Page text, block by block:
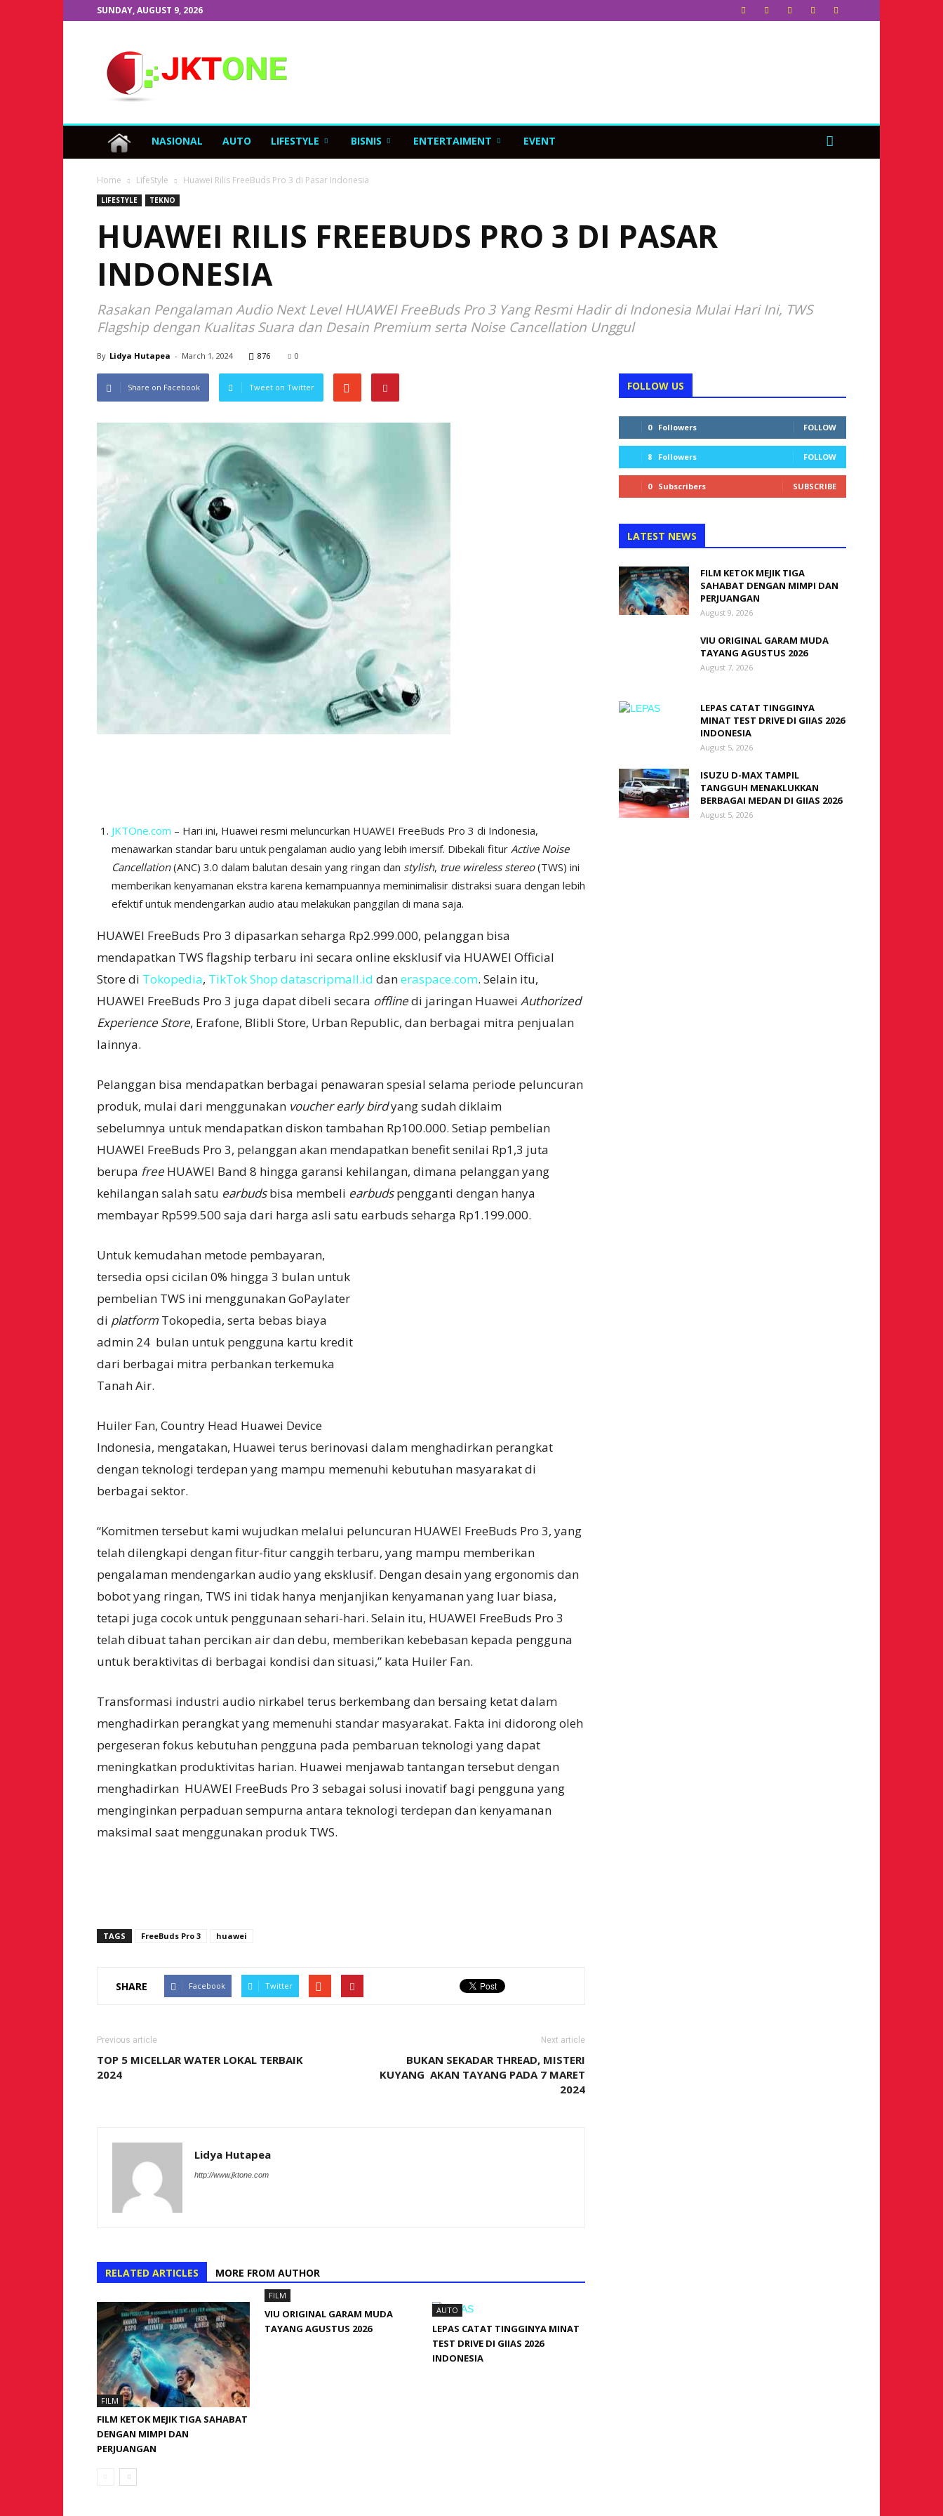
SUNDAY, AUGUST 9, 2026
NASIONAL AUTO LIFESTYLE BISNIS ENTERTAIMENT EVENT
Home LifeStyle Huawei Rilis FreeBuds Pro 3 di Pasar Indonesia
LIFESTYLE TEKNO
HUAWEI RILIS FREEBUDS PRO 3 DI PASAR
INDONESIA
Rasakan Pengalaman Audio Next Level HUAWEI FreeBuds Pro 3 Yang Resmi Hadir di Indonesia Mulai Hari Ini, TWS
Flagship dengan Kualitas Suara dan Desain Premium serta Noise Cancellation Unggul
By Lidya Hutapea - March 1, 2024 876 0
Share on Facebook Tweet on Twitter
JKTOne.com – Hari ini, Huawei resmi meluncurkan HUAWEI FreeBuds Pro 3 di Indonesia,
menawarkan standar baru untuk pengalaman audio yang lebih imersif. Dibekali fitur Active Noise
Cancellation(ANC) 3.0 dalam balutan desain yang ringan dan stylish, true wireless stereo(TWS) ini
memberikan kenyamanan ekstra karena kemampuannya meminimalisir distraksi suara dengan lebih
efektif untuk mendengarkan audio atau melakukan panggilan di mana saja.
HUAWEI FreeBuds Pro 3 dipasarkan seharga Rp2.999.000, pelanggan bisa
mendapatkan TWS flagship terbaru ini secara online eksklusif via HUAWEI Official
Store di Tokopedia, TikTok Shop datascripmall.id daneraspace.com. Selain itu,
HUAWEI FreeBuds Pro 3 juga dapat dibeli secara offlinedi jaringan Huawei Authorized
Experience Store, Erafone, Blibli Store, Urban Republic, dan berbagai mitra penjualan
lainnya.
Pelanggan bisa mendapatkan berbagai penawaran spesial selama periode peluncuran
produk, mulai dari menggunakan voucher early birdyang sudah diklaim
sebelumnya untuk mendapatkan diskon tambahan Rp100.000. Setiap pembelian
HUAWEI FreeBuds Pro 3, pelanggan akan mendapatkan benefit senilai Rp1,3 juta
berupa free HUAWEI Band 8 hingga garansi kehilangan, dimana pelanggan yang
kehilangan salah satu earbudsbisa membeli earbudspengganti dengan hanya
membayar Rp599.500 saja dari harga asli satu earbuds seharga Rp1.199.000.
Untuk kemudahan metode pembayaran,
tersedia opsi cicilan 0% hingga 3 bulan untuk
pembelian TWS ini menggunakan GoPaylater
di platform Tokopedia, serta bebas biaya
admin 24 bulan untuk pengguna kartu kredit
dari berbagai mitra perbankan terkemuka
Tanah Air.
Huiler Fan, Country Head Huawei Device
Indonesia, mengatakan, Huawei terus berinovasi dalam menghadirkan perangkat
dengan teknologi terdepan yang mampu memenuhi kebutuhan masyarakat di
berbagai sektor.
“Komitmen tersebut kami wujudkan melalui peluncuran HUAWEI FreeBuds Pro 3, yang
telah dilengkapi dengan fitur-fitur canggih terbaru, yang mampu memberikan
pengalaman mendengarkan audio yang eksklusif. Dengan desain yang ergonomis dan
bobot yang ringan, TWS ini tidak hanya menjanjikan kenyamanan yang luar biasa,
tetapi juga cocok untuk penggunaan sehari-hari. Selain itu, HUAWEI FreeBuds Pro 3
telah dibuat tahan percikan air dan debu, memberikan kebebasan kepada pengguna
untuk beraktivitas di berbagai kondisi dan situasi,” kata Huiler Fan.
Transformasi industri audio nirkabel terus berkembang dan bersaing ketat dalam
menghadirkan perangkat yang memenuhi standar masyarakat. Fakta ini didorong oleh
pergeseran fokus kebutuhan pengguna pada pembaruan teknologi yang dapat
meningkatkan produktivitas harian. Huawei menjawab tantangan tersebut dengan
menghadirkan HUAWEI FreeBuds Pro 3 sebagai solusi inovatif bagi pengguna yang
menginginkan perpaduan sempurna antara teknologi terdepan dan kenyamanan
maksimal saat menggunakan produk TWS.
TAGS FreeBuds Pro 3 huawei
SHARE Facebook Twitter
Previous article
TOP 5 MICELLAR WATER LOKAL TERBAIK
2024
Next article
BUKAN SEKADAR THREAD, MISTERI
KUYANG AKAN TAYANG PADA 7 MARET
2024
Lidya Hutapea
http://www.jktone.com
RELATED ARTICLES MORE FROM AUTHOR
FILM
FILM KETOK MEJIK TIGA SAHABAT
DENGAN MIMPI DAN
PERJUANGAN
FILM
VIU ORIGINAL GARAM MUDA
TAYANG AGUSTUS 2026
AUTO
LEPAS CATAT TINGGINYA MINAT
TEST DRIVE DI GIIAS 2026
INDONESIA
FOLLOW US
0 Followers FOLLOW
8 Followers FOLLOW
0 Subscribers SUBSCRIBE
LATEST NEWS
FILM KETOK MEJIK TIGA
SAHABAT DENGAN MIMPI DAN
PERJUANGAN
August 9, 2026
VIU ORIGINAL GARAM MUDA
TAYANG AGUSTUS 2026
August 7, 2026
LEPAS CATAT TINGGINYA
MINAT TEST DRIVE DI GIIAS 2026
INDONESIA
August 5, 2026
ISUZU D-MAX TAMPIL
TANGGUH MENAKLUKKAN
BERBAGAI MEDAN DI GIIAS 2026
August 5, 2026